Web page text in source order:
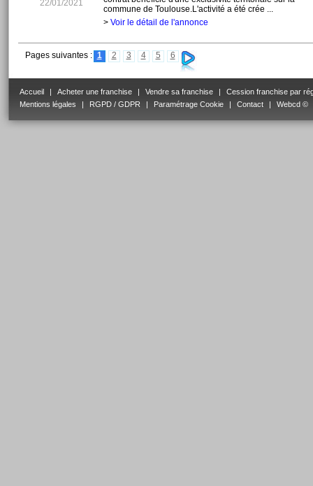
22/01/2021
commune de Toulouse.L'activité a été crée ...
> Voir le détail de l'annonce
Pages suivantes : 1 2 3 4 5 6
Accueil Acheter une franchise Vendre sa franchise
Cession franchise par
Mentions légales
RGPD / GDPR Paramétrage Cookie Contact Webcd ©